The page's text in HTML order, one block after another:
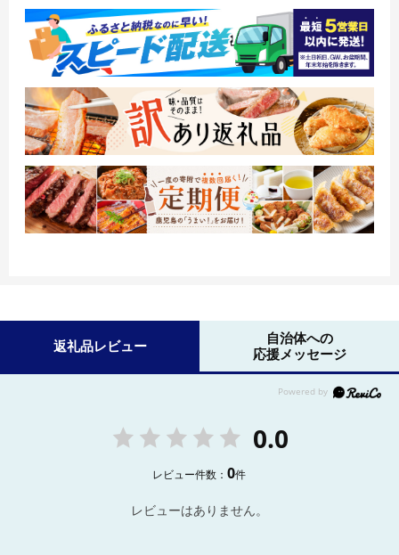
返礼品レビュー
自治体への
応援メッセージ
0.0
レビュー件数：0件
レビューはありません。